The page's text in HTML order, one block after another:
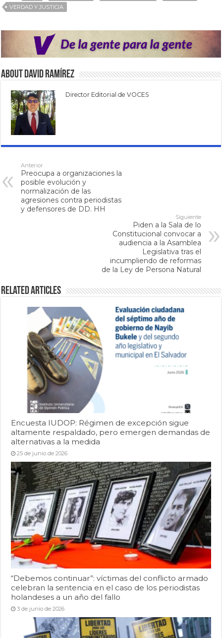
VERDAD Y JUSTICIA
About David Ramírez
Director Editorial de VOCES
Anterior
Preocupa a organizaciones la
posible evolución y
normalización de las
agresiones contra periodistas
y defensores de DD. HH
Siguiente
Piden a la Sala de lo
Constitucional convocar a
audiencia a la Asamblea
Legislativa tras el
incumpliendo de reformas
de la Ley de Persona Natural
Related Articles
Encuesta IUDOP: Régimen de excepción sigue
altamente respaldado, pero emergen demandas de
alternativas a la medida
25 de junio de 2026
“Debemos continuar”: víctimas del conflicto armado
celebran la sentencia en el caso de los periodistas
holandeses a un año del fallo
3 de junio de 2026